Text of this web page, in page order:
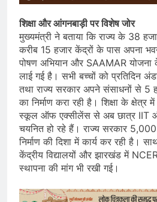
शिक्षा और आंगनबाड़ी पर विशेष जोर
मुख्यमंत्री ने बताया कि राज्य के 38
करीब 15 हजार केंद्रों के पास अपना
पोषण अभियान और SAAMAR
लाई गई है। सभी बच्चों को प्रतिदिन
तथा राज्य सरकार अपने संसाधनों से 5
का निर्माण करा रही है। शिक्षा के क्षेत्र
स्कूल ऑफ एक्सीलेंस से अब छात्र IIT
चयनित हो रहे हैं। राज्य सरकार 5,000
निर्माण की दिशा में कार्य कर रही है।
केंद्रीय विद्यालयों और झारखंड में
स्थापना की मांग भी रखी गई।